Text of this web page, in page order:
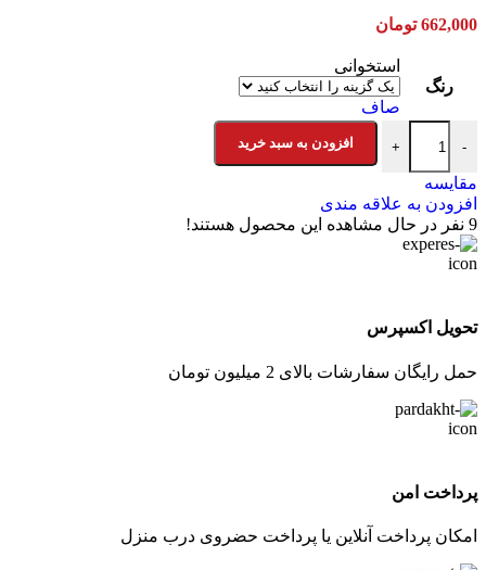
662,000 تومان
رنگ
استخوانی
صاف
-
پادری زیما مخملی طرح آلاسکا عدد
+ افزودن به سبد خرید
مقایسه
افزودن به علاقه مندی
9 نفر در حال مشاهده این محصول هستند!
تحویل اکسپرس
حمل رایگان سفارشات بالای 2 میلیون تومان
پرداخت امن
امکان پرداخت آنلاین یا پرداخت حضروی درب منزل